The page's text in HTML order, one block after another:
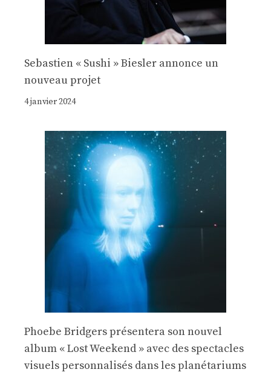
Sebastien « Sushi » Biesler annonce un
nouveau projet
4 janvier 2024
Phoebe Bridgers présentera son nouvel
album « Lost Weekend » avec des spectacles
visuels personnalisés dans les planétariums